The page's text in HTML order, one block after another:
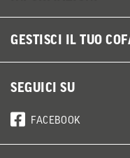
GESTISCI IL TUO
SEGUICI SU
FACEBOOK